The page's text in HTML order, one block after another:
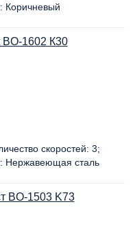
Коричневый
1602 К30
скоростей: 3
Нержавеющая сталь
BO-1503 K73